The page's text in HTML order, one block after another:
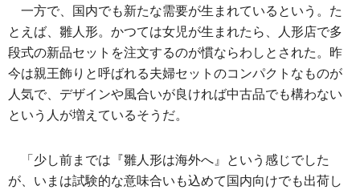
一方で、国内でも新たな需要が生まれているという。た
とえば、雛人形。かつては女児が生まれたら、人形店で多
段式の新品セットを注文するのが慣ならわしとされた。昨
今は親王飾りと呼ばれる夫婦セットのコンパクトなものが
人気で、デザインや風合いが良ければ中古品でも構わない
という人が増えているそうだ。
「少し前までは『雛人形は海外へ』という感じでした
が、いまは試験的な意味合いも込めて国内向けでも出荷し